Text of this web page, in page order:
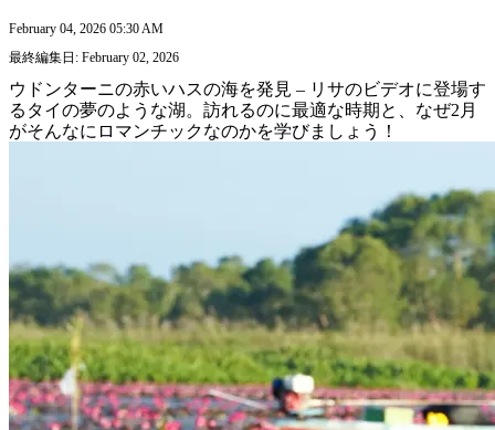
February 04, 2026 05:30 AM
最終編集日: February 02, 2026
ウドンターニの赤いハスの海を発見 – リサのビデオに登場す
るタイの夢のような湖。訪れるのに最適な時期と、なぜ2月
がそんなにロマンチックなのかを学びましょう！